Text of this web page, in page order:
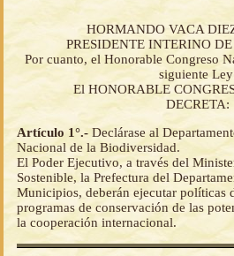
HORMANDO VACA
PRESIDENTE INTERINO
Por cuanto, el Honorable Congreso
siguiente
El HONORABLE
DECRETA:
Artículo 1°.- Declárase al
Nacional de la Biodiversidad.
El Poder Ejecutivo, a través del
Sostenible, la Prefectura del
Municipios, deberán ejecutar políticas
programas de conservación de las
la cooperación internacional.